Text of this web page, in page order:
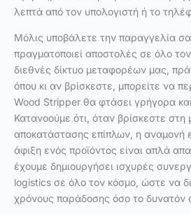
λεπτά από τον υπολογιστή ή το
Μόλις υποβάλετε την παραγγελία
πραγματοποιεί αποστολές σε όλο
διεθνές δίκτυο μεταφορέων μας,
όπου κι αν βρίσκεστε, μπορείτε να
Wood Stripper θα φτάσει γρήγορα
Κατανοούμε ότι, όταν βρίσκεστε
αποκατάστασης επίπλων, η αναμονή
άφιξη ενός προϊόντος είναι απλά
έχουμε δημιουργήσει ισχυρές
logistics σε όλο τον κόσμο, ώστε να
χρόνους παράδοσης όσο το δυνατόν